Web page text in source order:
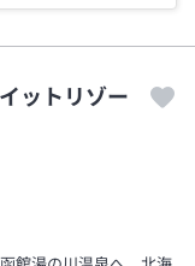
ットリゾー